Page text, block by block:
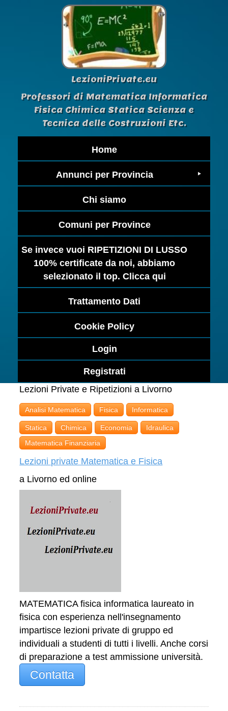
LezioniPrivate.eu
Professori di Matematica Informatica
Fisica Chimica Statica Scienza e
Tecnica delle Costruzioni Etc.
Home
Annunci per Provincia
Chi siamo
Comuni per Province
Se invece vuoi RIPETIZIONI DI LUSSO
100% certificate da noi, abbiamo
selezionato il top. Clicca qui
Trattamento Dati
Cookie Policy
Login
Registrati
Lezioni Private e Ripetizioni a Livorno
Analisi Matematica Fisica Informatica
Statica Chimica Economia
Idraulica
Matematica Finanziaria
Lezioni private Matematica e Fisica
a Livorno ed online
MATEMATICA fisica informatica laureato in
fisica con esperienza nell'insegnamento
impartisce lezioni private di gruppo ed
individuali a studenti di tutti i livelli. Anche corsi
di preparazione a test ammissione università.
Contatta